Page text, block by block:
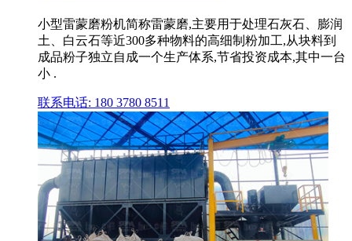
小型雷蒙磨粉机简称雷蒙磨,主要用于处理石灰石、膨润
土、白云石等近300多种物料的高细制粉加工,从块料到
成品粉子独立自成一个生产体系,节省投资成本,其中一台
小 .
联系电话: 180 3780 8511